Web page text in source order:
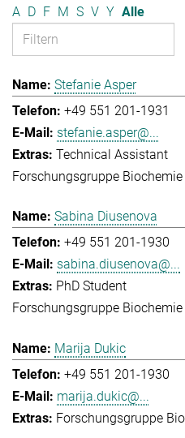
A D F M S V Y Alle
Stefanie Asper
+49 551 201-1931
stefanie.asper@...
Technical Assistant
Forschungsgruppe
Sabina Diusenova
+49 551 201-1930
sabina.diusenova@...
PhD Student
Forschungsgruppe
Marija Dukic
+49 551 201-1930
marija.dukic@...
Forschungsgruppe